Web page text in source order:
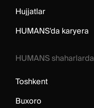
Hujjatlar
HUMANS'da karyera
HUMANS shaharlarda
Toshkent
Buxoro